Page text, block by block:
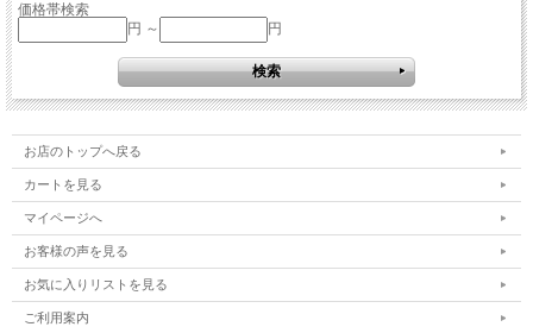
価格帯検索
円 ～
円
お店のトップへ戻る
カートを見る
マイページへ
お客様の声を見る
お気に入りリストを見る
ご利用案内